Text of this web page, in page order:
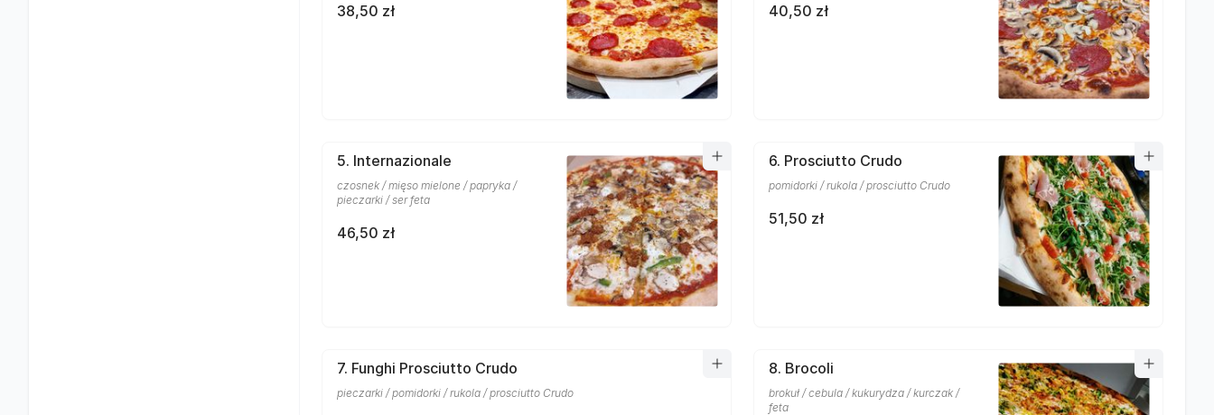
38,50 zł 40,50 zł
5. Internazionale
czosnek / mięso mielone / papryka /
pieczarki / ser feta
46,50 zł
6. Prosciutto Crudo
pomidorki / rukola / prosciutto Crudo
51,50 zł
7. Funghi Prosciutto Crudo
pieczarki / pomidorki / rukola / prosciutto Crudo
8. Brocoli
brokuł / cebula / kukurydza / kurczak /
feta